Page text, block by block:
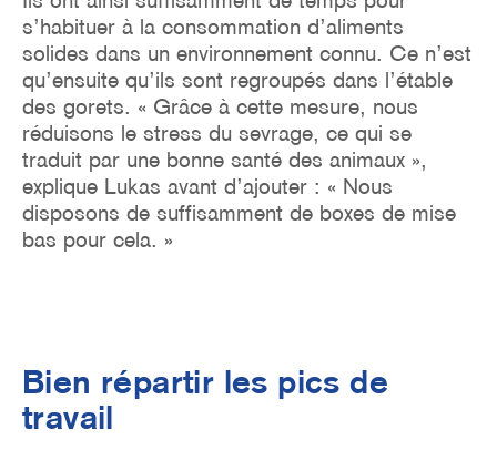
s’habituer à la consommation d’aliments
solides dans un environnement connu. Ce n’est
qu’ensuite qu’ils sont regroupés dans l’étable
des gorets. « Grâce à cette mesure, nous
réduisons le stress du sevrage, ce qui se
traduit par une bonne santé des animaux »,
explique Lukas avant d’ajouter : « Nous
disposons de suffisamment de boxes de mise
bas pour cela. »
Bien répartir les pics de
travail